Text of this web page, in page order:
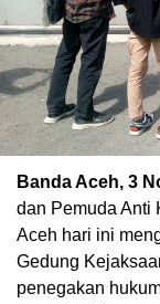
Banda Aceh, 3
dan Pemuda Anti
Aceh hari ini
Gedung
penegakan